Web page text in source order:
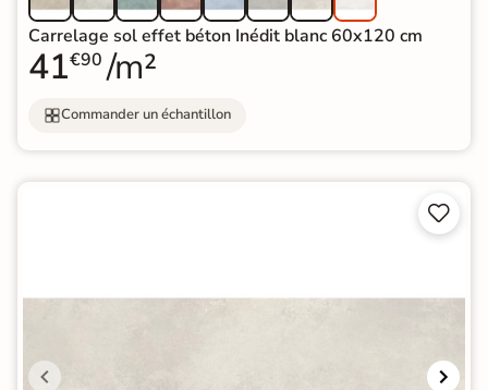
Carrelage sol effet béton Inédit blanc 60x120 cm
41€90 /m²
Commander un échantillon

